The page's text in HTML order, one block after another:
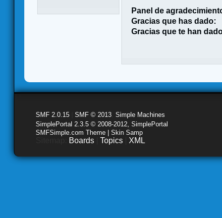
Panel de
Gracias que has dado:
Gracias que te han
SMF 2.0.15 SMF © 2013 Simple Machines
SimplePortal 2.3.5 © 2008-2012, SimplePortal
SMFSimple.com Theme | Skin Samp
Boards Topics XML